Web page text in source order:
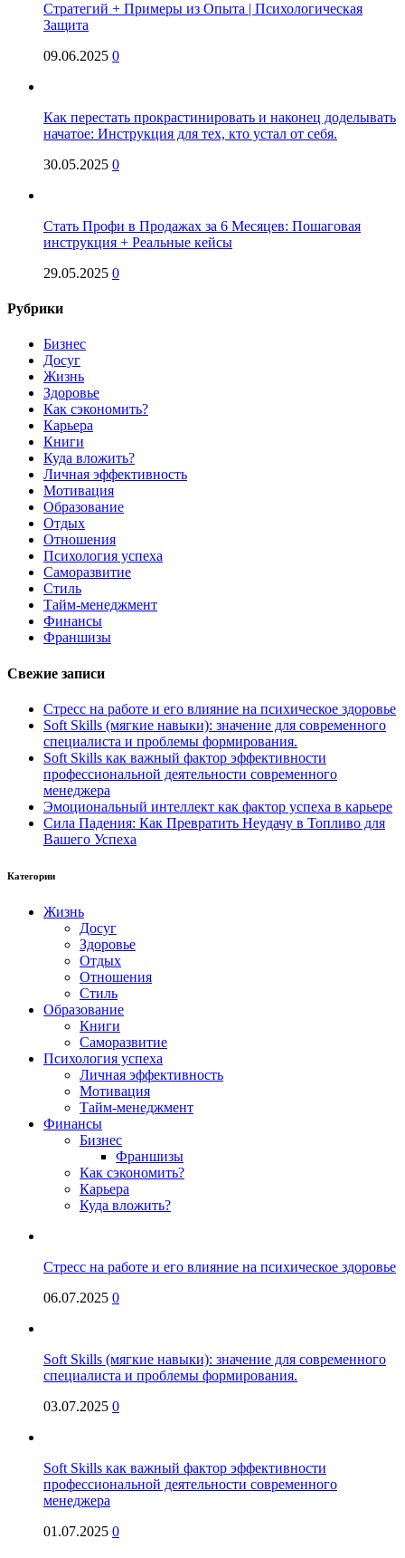
Стратегий + Примеры из Опыта | Психологическая
Защита
09.06.2025 0
Как перестать прокрастинировать и наконец доделывать
начатое: Инструкция для тех, кто устал от себя.
30.05.2025 0
Стать Профи в Продажах за 6 Месяцев: Пошаговая
инструкция + Реальные кейсы
29.05.2025 0
Рубрики
Бизнес
Досуг
Жизнь
Здоровье
Как сэкономить?
Карьера
Книги
Куда вложить?
Личная эффективность
Мотивация
Образование
Отдых
Отношения
Психология успеха
Саморазвитие
Стиль
Тайм-менеджмент
Финансы
Франшизы
Свежие записи
Стресс на работе и его влияние на психическое здоровье
Soft Skills (мягкие навыки): значение для современного
специалиста и проблемы формирования.
Soft Skills как важный фактор эффективности
профессиональной деятельности современного
менеджера
Эмоциональный интеллект как фактор успеха в карьере
Сила Падения: Как Превратить Неудачу в Топливо для
Вашего Успеха
Категории
Жизнь
Досуг
Здоровье
Отдых
Отношения
Стиль
Образование
Книги
Саморазвитие
Психология успеха
Личная эффективность
Мотивация
Тайм-менеджмент
Финансы
Бизнес
Франшизы
Как сэкономить?
Карьера
Куда вложить?
Стресс на работе и его влияние на психическое здоровье
06.07.2025 0
Soft Skills (мягкие навыки): значение для современного
специалиста и проблемы формирования.
03.07.2025 0
Soft Skills как важный фактор эффективности
профессиональной деятельности современного
менеджера
01.07.2025 0